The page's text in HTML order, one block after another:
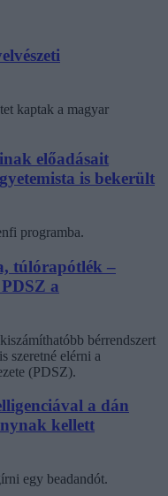
kaptak a magyar
előadásait
is bekerült
programba.
túlórapótlék –
a
bérrendszert
szeretné elérni a
(PDSZ).
a dán
kellett
egy beadandót.